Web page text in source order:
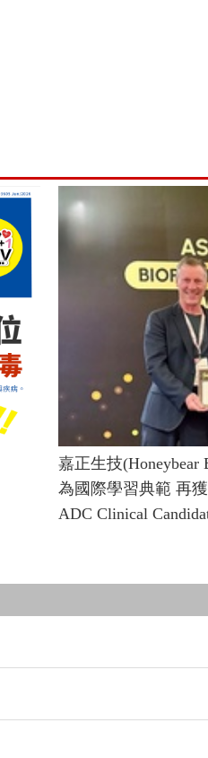
嘉正生技(Honeybear
為國際學習典範 再獲生技大賞ABEA「Most Promising
ADC Clinical